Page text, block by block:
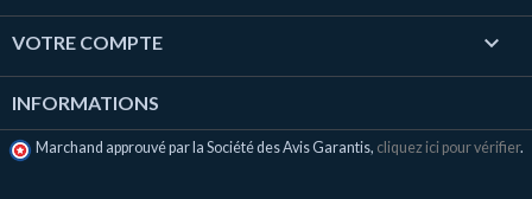
VOTRE COMPTE 
INFORMATIONS
Marchand approuvé par la Société des Avis Garantis, cliquez ici pour vérifier.